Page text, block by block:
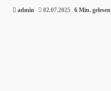
admin 02.07.2025 6 Min. gelesen